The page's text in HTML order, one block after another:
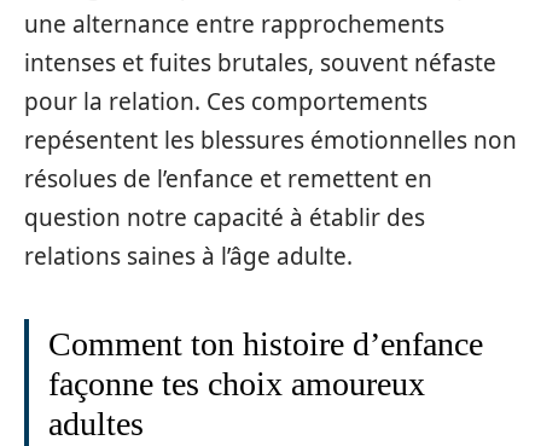
une alternance entre rapprochements
intenses et fuites brutales, souvent néfaste
pour la relation. Ces comportements
repésentent les blessures émotionnelles non
résolues de l’enfance et remettent en
question notre capacité à établir des
relations saines à l’âge adulte.
Comment ton histoire d’enfance
façonne tes choix amoureux
adultes